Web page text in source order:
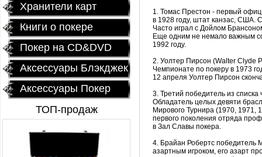
Хранители карт
Книги о покере
Покер на CD&DVD
Аксессуары Блэкджек
Аксессуары Покер
ТОП-продаж
1. Томас Престон - первый
в 1928 году, штат канзас, США.
Часто играл с Дойлом
Еще одним не немало важным
1992 году.
2. Уолтер Пирсон (Walter Clyde
Чемпионате по покеру в 1973
12 апреля Уолтер Пирсон
3. Третий победитель из
Обладатель целых девяти
Мирового Турнира (1970, 1971,
первого поколения отряда
в Зал Славы покера.
4. Брайан Робертс победитель
азартным игроком, его азарт